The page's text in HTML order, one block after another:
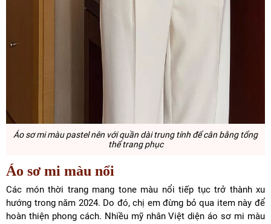
Áo sơ mi màu pastelnên với quần dài trung tính để cân bằng tổng
thể trang phục
Áo sơ mi màu nổi
Các món thời trang mang tone màu nổi tiếp tục trở thành xu
hướng trong năm 2024. Do đó, chị em đừng bỏ qua item này để
hoàn thiện phong cách. Nhiều mỹ nhân Việt diện áo sơ mi màu